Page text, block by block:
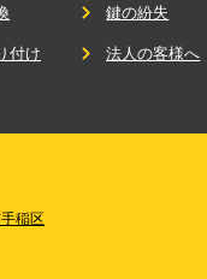
付け
鍵の紛失
法人の客様へ
稲区